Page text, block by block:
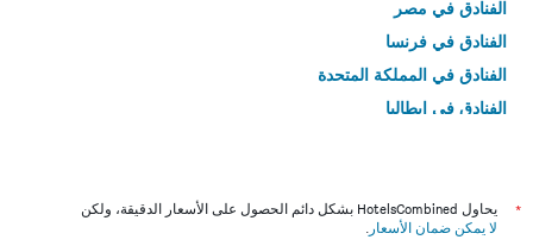
الفنادق في مصر
الفنادق في فرنسا
الفنادق في المملكة المتحدة
الفنادق في إيطاليا
*
يحاول HotelsCombined بشكل دائم الحصول على الأسعار الدقيقة، ولكن
لا يمكن ضمان الأسعار .